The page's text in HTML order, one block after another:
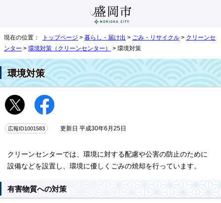
現在の位置： トップページ > 暮らし・届け出 > ごみ・リサイクル > クリーンセ
ンター > 環境対策（クリーンセンター） > 環境対策
環境対策
広報ID1001583 更新日 平成30年6月25日
クリーンセンターでは、環境に対する配慮や公害の防止のために
設備などを設置し、環境に優しくごみの焼却を行っています。
有害物質への対策